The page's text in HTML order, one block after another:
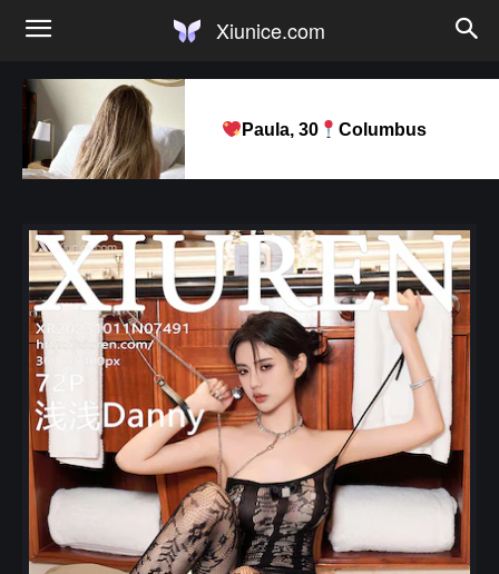
Xiunice.com
Paula, 30 Columbus